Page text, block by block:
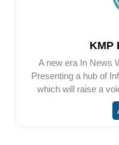
KMP
A new era In News
Presenting a hub of
which will raise a